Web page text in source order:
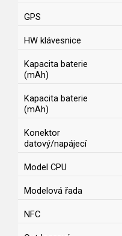
GPS
HW klávesnice
Kapacita baterie
(mAh)
Kapacita baterie
(mAh)
Konektor
datový/napájecí
Model CPU
Modelová řada
NFC